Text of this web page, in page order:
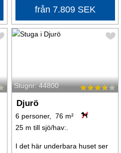
från 7.809 SEK
Stugnr: 44800
Djurö
6 personer, 76 m²
25 m till sjö/hav:.
I det här underbara huset ser